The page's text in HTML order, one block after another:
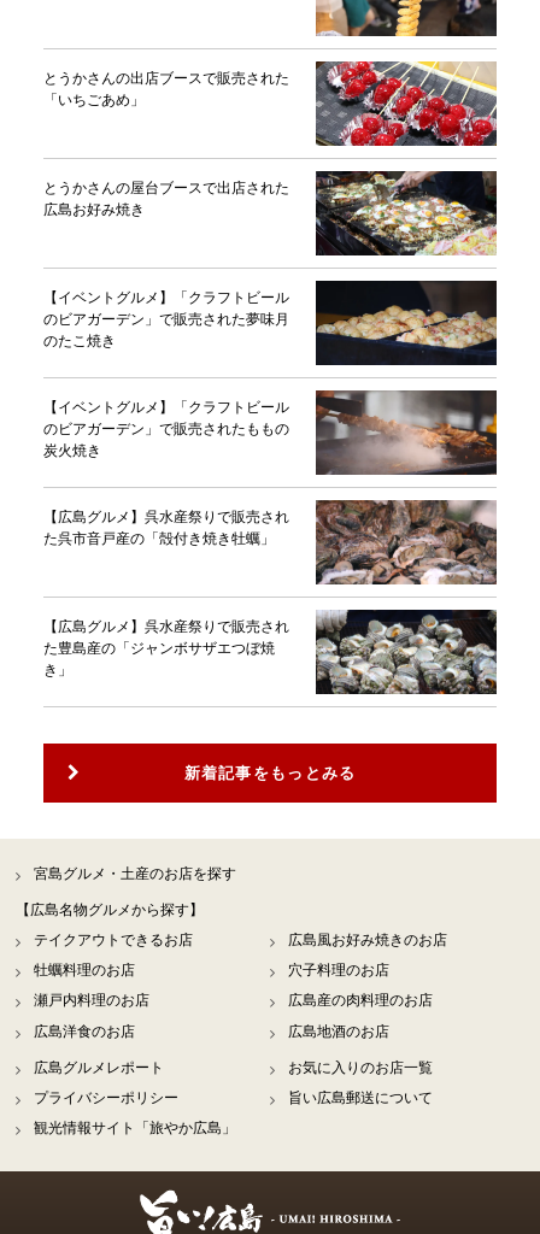
とうかさんの出店ブースで販売された
「いちごあめ」
とうかさんの屋台ブースで出店された
広島お好み焼き
【イベントグルメ】「クラフトビール
のビアガーデン」で販売された夢味月
のたこ焼き
【イベントグルメ】「クラフトビール
のビアガーデン」で販売されたももの
炭火焼き
【広島グルメ】呉水産祭りで販売され
た呉市音戸産の「殻付き焼き牡蠣」
【広島グルメ】呉水産祭りで販売され
た豊島産の「ジャンボサザエつぼ焼
き」
新着記事をもっとみる
宮島グルメ・土産のお店を探す
【広島名物グルメから探す】
テイクアウトできるお店
広島風お好み焼きのお店
牡蠣料理のお店
穴子料理のお店
瀬戸内料理のお店
広島産の肉料理のお店
広島洋食のお店
広島地酒のお店
広島グルメレポート
お気に入りのお店一覧
プライバシーポリシー
旨い広島郵送について
観光情報サイト「旅やか広島」